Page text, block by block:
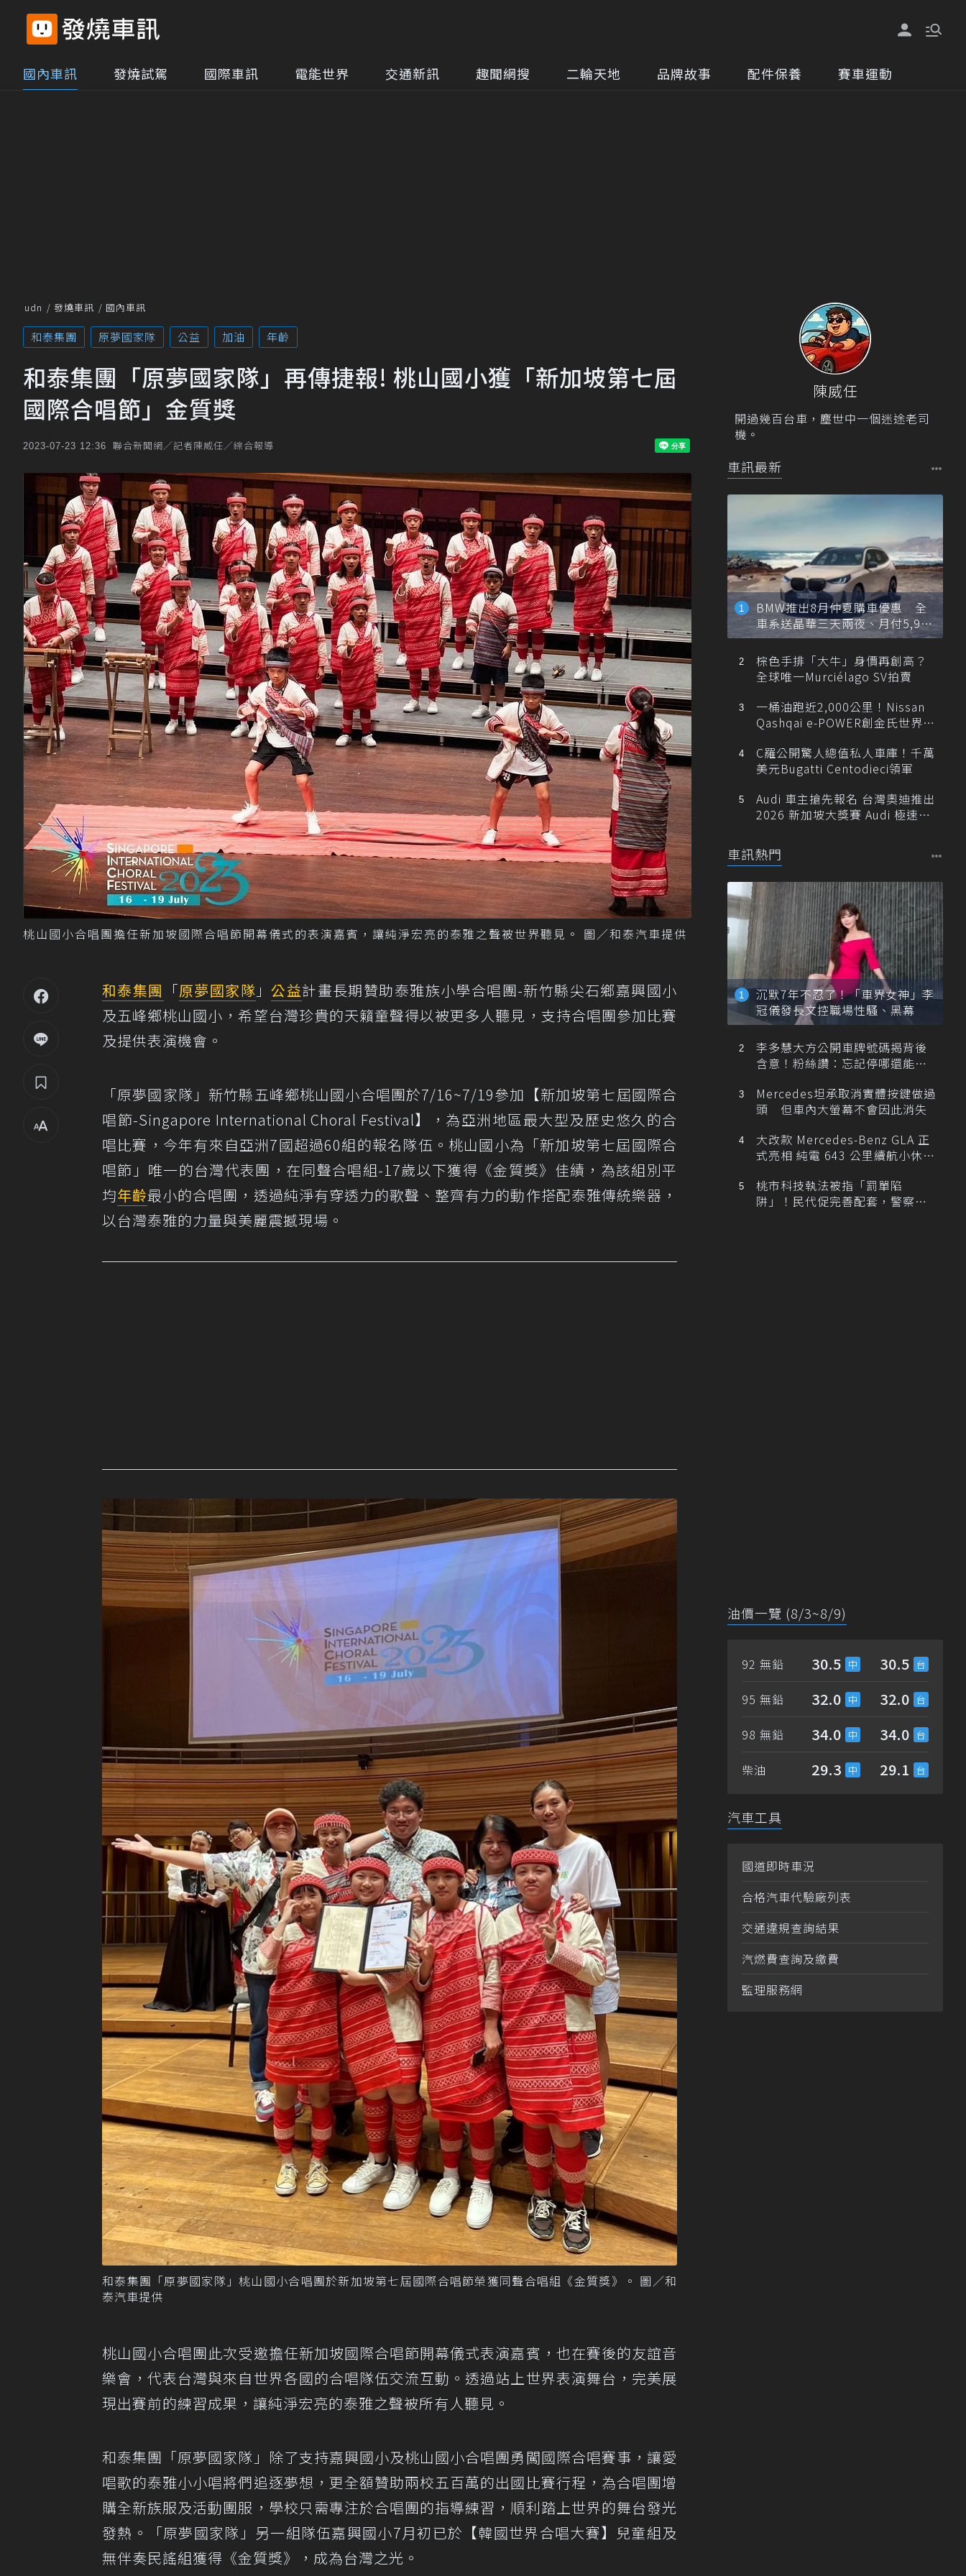
國內車訊 發燒試駕 國際車訊 電能世界 交通新訊 趣聞網搜 二輪天地 品牌故事 配件保養 賽車運動
udn 發燒車訊 國內車訊
和泰集團 原夢國家隊 公益 加油 年齡
和泰集團「原夢國家隊」再傳捷報! 桃山國小獲「新加坡第七屆
國際合唱節」金質獎
2023-07-23 12:36 聯合新聞網／記者陳威任／綜合報導
桃山國小合唱團擔任新加坡國際合唱節開幕儀式的表演嘉賓，讓純淨宏亮的泰雅之聲被世界聽見。 圖／和泰汽車提供
和泰集團 「原夢國家隊 」公益計畫長期贊助泰雅族小學合唱團-新竹縣尖石鄉嘉興國小
及五峰鄉桃山國小，希望台灣珍貴的天籟童聲得以被更多人聽見，支持合唱團參加比賽
及提供表演機會。
「原夢國家隊」新竹縣五峰鄉桃山國小合唱團於7/16~7/19參加【新加坡第七屆國際合
唱節-Singapore International Choral Festival】，為亞洲地區最大型及歷史悠久的合
唱比賽，今年有來自亞洲7國超過60組的報名隊伍。桃山國小為「新加坡第七屆國際合
唱節」唯一的台灣代表團，在同聲合唱組-17歲以下獲得《金質獎》佳績，為該組別平
均年齡最小的合唱團，透過純淨有穿透力的歌聲、整齊有力的動作搭配泰雅傳統樂器，
以台灣泰雅的力量與美麗震撼現場。
和泰集團「原夢國家隊」桃山國小合唱團於新加坡第七屆國際合唱節榮獲同聲合唱組《金質獎》。 圖／和
泰汽車提供
桃山國小合唱團此次受邀擔任新加坡國際合唱節開幕儀式表演嘉賓，也在賽後的友誼音
樂會，代表台灣與來自世界各國的合唱隊伍交流互動。透過站上世界表演舞台，完美展
現出賽前的練習成果，讓純淨宏亮的泰雅之聲被所有人聽見。
和泰集團「原夢國家隊」除了支持嘉興國小及桃山國小合唱團勇闖國際合唱賽事，讓愛
唱歌的泰雅小小唱將們追逐夢想，更全額贊助兩校五百萬的出國比賽行程，為合唱團增
購全新族服及活動團服，學校只需專注於合唱團的指導練習，順利踏上世界的舞台發光
發熱。「原夢國家隊」另一組隊伍嘉興國小7月初已於【韓國世界合唱大賽】兒童組及
無伴奏民謠組獲得《金質獎》，成為台灣之光。
陳威任
開過幾百台車，塵世中一個迷途老司
機。
車訊最新
BMW推出8月仲夏購車優惠 全
車系送晶華三天兩夜、月付5,900
元起
棕色手排「大牛」身價再創高？
全球唯一Murciélago SV拍賣
一桶油跑近2,000公里！Nissan
Qashqai e-POWER創金氏世界紀
C羅公開驚人總值私人車庫！千萬
美元Bugatti Centodieci領軍
Audi 車主搶先報名 台灣奧迪推出
2026 新加坡大獎賽 Audi 極速之
車訊熱門
沉默7年不忍了！「車界女神」李
冠儀發長文控職場性騷、黑幕
李多慧大方公開車牌號碼揭背後
含意！粉絲讚：忘記停哪還能幫
Mercedes坦承取消實體按鍵做過
頭 但車內大螢幕不會因此消失
大改款 Mercedes-Benz GLA 正
式亮相 純電 643 公里續航小休
桃市科技執法被指「罰單陷
阱」！民代促完善配套，警察局
油價一覽 (8/3~8/9)
92 無鉛 30.5 30.5
95 無鉛 32.0 32.0
98 無鉛 34.0 34.0
柴油 29.3 29.1
汽車工具
國道即時車況
合格汽車代驗廠列表
交通違規查詢結果
汽燃費查詢及繳費
監理服務網